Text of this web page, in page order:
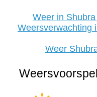
Weer in
Weersverwachting
Weer